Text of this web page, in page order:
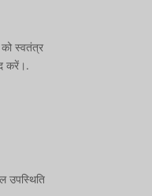
स्वतंत्र
करें।.
उपस्थिति